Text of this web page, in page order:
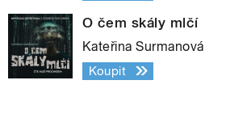
O čem skály mlčí
Kateřina Surmanová
Koupit